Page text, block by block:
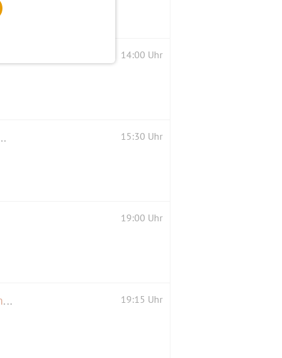
14:00 Uhr
Internationalen Booker Prize 15:30 Uhr
19:00 Uhr
Generalprobe Weltuntergang - Der Tod (Death Comedy) trifft Die Gorillas (Improtheater) 19:15 Uhr